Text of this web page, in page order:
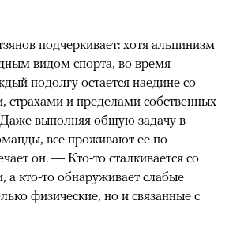
подчеркивает: хотя альпинизм
видом спорта, во время
подолгу остается наедине со
и пределами собственных
выполняя общую задачу в
все проживают ее по-
он. — Кто-то сталкивается со
а кто-то обнаруживает слабые
физические, но и связанные с